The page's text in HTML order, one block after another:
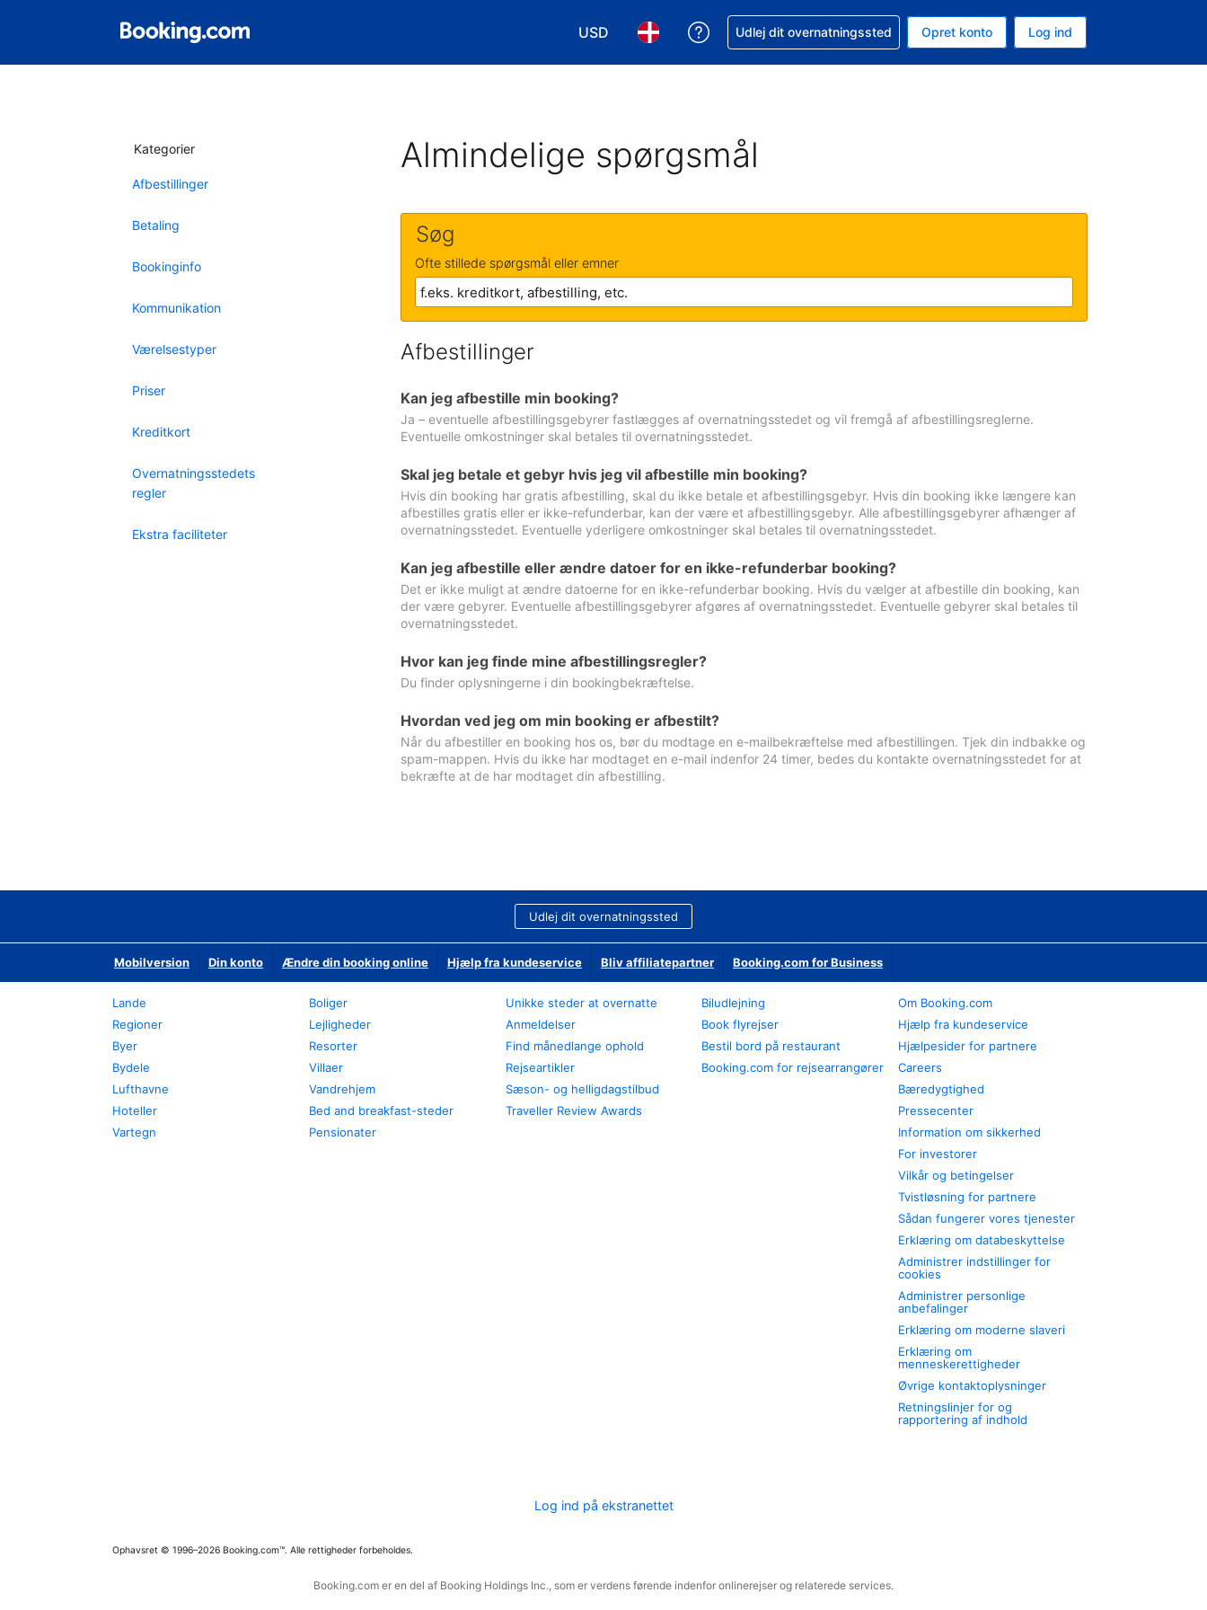
USD
Vælg valuta. Din nuværende valuta er Amerikanske dollar
Vælg sprog. Dit nuværende sprog er Dansk
Få hjælp til en booking
Udlej dit overnatningssted Opret konto Log ind
Kategorier
Afbestillinger
Betaling
Bookinginfo
Kommunikation
Værelsestyper
Priser
Kreditkort
Overnatningsstedets
regler
Ekstra faciliteter
Almindelige spørgsmål
Søg
Ofte stillede spørgsmål eller emner
Afbestillinger
Kan jeg afbestille min booking?
Ja – eventuelle afbestillingsgebyrer fastlægges af overnatningsstedet og vil fremgå af afbestillingsreglerne.
Eventuelle omkostninger skal betales til overnatningsstedet.
Skal jeg betale et gebyr hvis jeg vil afbestille min booking?
Hvis din booking har gratis afbestilling, skal du ikke betale et afbestillingsgebyr. Hvis din booking ikke længere kan
afbestilles gratis eller er ikke-refunderbar, kan der være et afbestillingsgebyr. Alle afbestillingsgebyrer afhænger af
overnatningsstedet. Eventuelle yderligere omkostninger skal betales til overnatningsstedet.
Kan jeg afbestille eller ændre datoer for en ikke-refunderbar booking?
Det er ikke muligt at ændre datoerne for en ikke-refunderbar booking. Hvis du vælger at afbestille din booking, kan
der være gebyrer. Eventuelle afbestillingsgebyrer afgøres af overnatningsstedet. Eventuelle gebyrer skal betales til
overnatningsstedet.
Hvor kan jeg finde mine afbestillingsregler?
Du finder oplysningerne i din bookingbekræftelse.
Hvordan ved jeg om min booking er afbestilt?
Når du afbestiller en booking hos os, bør du modtage en e-mailbekræftelse med afbestillingen. Tjek din indbakke og
spam-mappen. Hvis du ikke har modtaget en e-mail indenfor 24 timer, bedes du kontakte overnatningsstedet for at
bekræfte at de har modtaget din afbestilling.
Udlej dit overnatningssted
Mobilversion Din konto Ændre din booking online Hjælp fra kundeservice Bliv affiliatepartner Booking.com for Business
Lande
Regioner
Byer
Bydele
Lufthavne
Hoteller
Vartegn
Boliger
Lejligheder
Resorter
Villaer
Vandrehjem
Bed and breakfast-steder
Pensionater
Unikke steder at overnatte
Anmeldelser
Find månedlange ophold
Rejseartikler
Sæson- og helligdagstilbud
Traveller Review Awards
Biludlejning
Book flyrejser
Bestil bord på restaurant
Booking.com for rejsearrangører
Om Booking.com
Hjælp fra kundeservice
Hjælpesider for partnere
Careers
Bæredygtighed
Pressecenter
Information om sikkerhed
For investorer
Vilkår og betingelser
Tvistløsning for partnere
Sådan fungerer vores tjenester
Erklæring om databeskyttelse
Administrer indstillinger for
cookies
Administrer personlige
anbefalinger
Erklæring om moderne slaveri
Erklæring om
menneskerettigheder
Øvrige kontaktoplysninger
Retningslinjer for og
rapportering af indhold
Log ind på ekstranettet
Ophavsret © 1996–2026 Booking.com™. Alle rettigheder forbeholdes.
Booking.com er en del af Booking Holdings Inc., som er verdens førende indenfor onlinerejser og relaterede services.